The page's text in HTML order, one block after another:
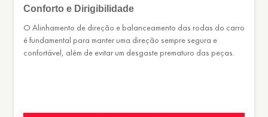
Conforto e Dirigibilidade
O Alinhamento de direção e balanceamento das rodas do carro
é fundamental para manter uma direção sempre segura e
confortável, além de evitar um desgaste prematuro das peças.